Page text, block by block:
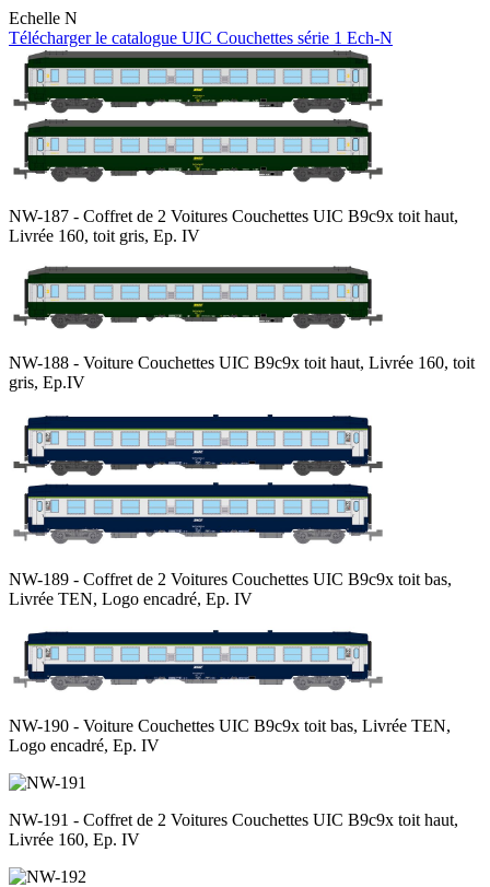
Echelle N
Télécharger le catalogue UIC Couchettes série 1 Ech-N
NW-187 - Coffret de 2 Voitures Couchettes UIC B9c9x toit haut,
Livrée 160, toit gris, Ep. IV
NW-188 - Voiture Couchettes UIC B9c9x toit haut, Livrée 160, toit
gris, Ep.IV
NW-189 - Coffret de 2 Voitures Couchettes UIC B9c9x toit bas,
Livrée TEN, Logo encadré, Ep. IV
NW-190 - Voiture Couchettes UIC B9c9x toit bas, Livrée TEN,
Logo encadré, Ep. IV
NW-191 - Coffret de 2 Voitures Couchettes UIC B9c9x toit haut,
Livrée 160, Ep. IV